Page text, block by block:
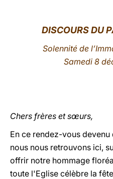
DISCOURS DU
Solennité de
Samedi 8
Chers frères et sœurs,
En ce rendez-vous
nous nous retrouvons ici,
offrir notre hommage
toute l'Eglise célèbre la